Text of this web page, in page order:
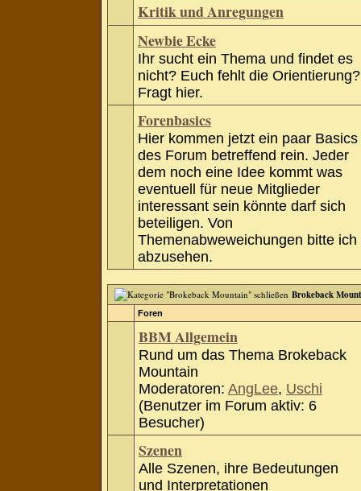
Kritik und Anregungen
Newbie Ecke
Ihr sucht ein Thema und findet es
nicht? Euch fehlt die Orientierung?
Fragt hier.
Forenbasics
Hier kommen jetzt ein paar Basics
des Forum betreffend rein. Jeder
dem noch eine Idee kommt was
eventuell für neue Mitglieder
interessant sein könnte darf sich
beteiligen. Von
Themenabweweichungen bitte ich
abzusehen.
Brokeback
Foren
BBM Allgemein
Rund um das Thema Brokeback
Mountain
Moderatoren: AngLee, Uschi
(Benutzer im Forum aktiv: 6
Besucher)
Szenen
Alle Szenen, ihre Bedeutungen
und Interpretationen